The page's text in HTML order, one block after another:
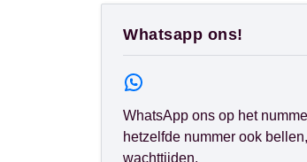
Whatsapp ons!
WhatsApp ons op het
hetzelfde nummer ook
wachttijden.